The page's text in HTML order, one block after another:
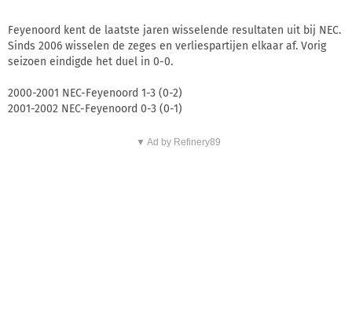
Feyenoord kent de laatste jaren wisselende resultaten uit bij NEC.
Sinds 2006 wisselen de zeges en verliespartijen elkaar af. Vorig
seizoen eindigde het duel in 0-0.
2000-2001 NEC-Feyenoord 1-3 (0-2)
2001-2002 NEC-Feyenoord 0-3 (0-1)
▼ Ad by Refinery89